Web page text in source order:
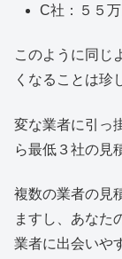
C社：５５万
このように同じ
くなることは珍
変な業者に引っ
ら最低３社の見
複数の業者の見
ますし、あなた
業者に出会いや